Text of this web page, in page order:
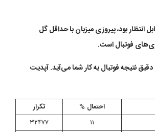
۱-۱ که قابل انتظار بود، پیروزی میزبان با حداقل گل
فوتبال است.
نتیجه فوتبال به کار شما می‌آید. آپدیت
احتمال %
تکرار
۱۱
۳۲۴۷۷